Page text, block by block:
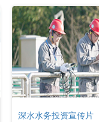
深水水务投资宣传片